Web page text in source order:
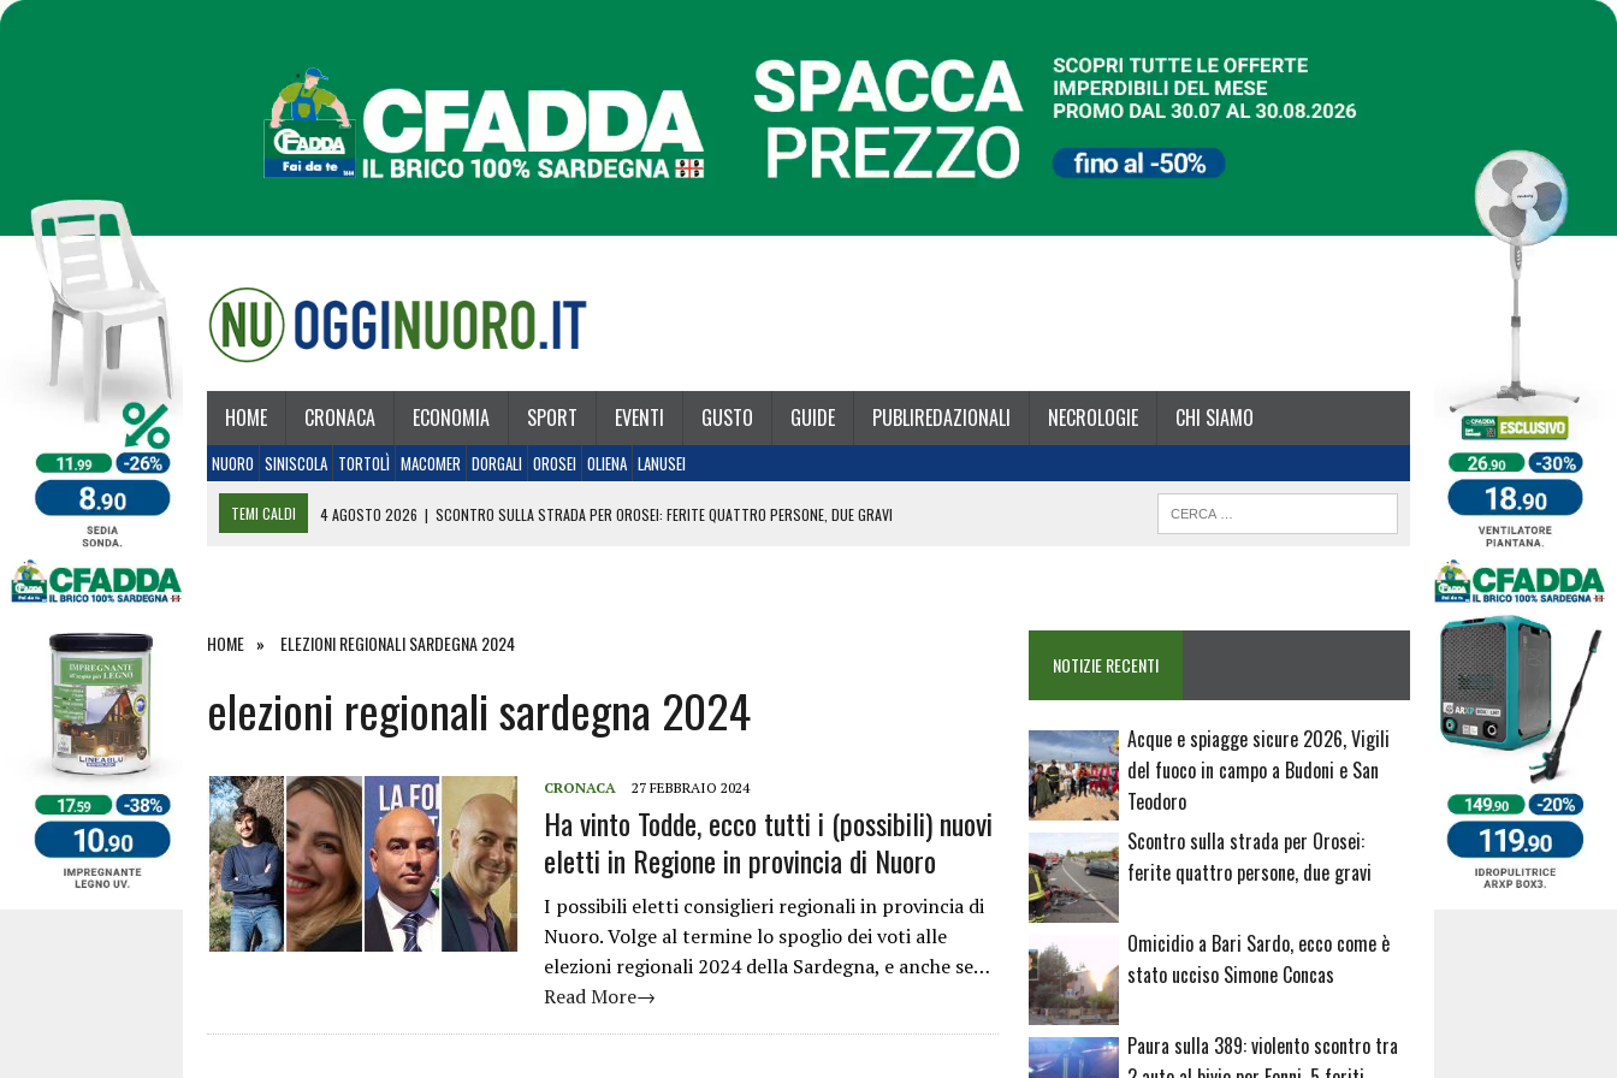
HOME CRONACA ECONOMIA SPORT EVENTI GUSTO GUIDE PUBLIREDAZIONALI NECROLOGIE CHI SIAMO
NUORO SINISCOLA TORTOLÌ MACOMER DORGALI OROSEI OLIENA LANUSEI
TEMI CALDI 4 AGOSTO 2026 | SCONTRO SULLA STRADA PER OROSEI: FERITE QUATTRO PERSONE, DUE GRAVI
25 LUGLIO 2026 | OSIDDA, I CARABINIERI INCONTRANO I CITTADINI: FOCUS SULLE TRUFFE
HOME ELEZIONI REGIONALI SARDEGNA 2024
elezioni regionali sardegna 2024
CRONACA 27 FEBBRAIO 2024
Ha vinto Todde, ecco tutti i (possibili) nuovi
eletti in Regione in provincia di Nuoro
I possibili eletti consiglieri regionali in provincia di
Nuoro. Volge al termine lo spoglio dei voti alle
elezioni regionali 2024 della Sardegna, e anche se…
Read More→
NOTIZIE RECENTI
Acque e spiagge sicure 2026, Vigili
del fuoco in campo a Budoni e San
Teodoro
Scontro sulla strada per Orosei:
ferite quattro persone, due gravi
Omicidio a Bari Sardo, ecco come è
stato ucciso Simone Concas
Paura sulla 389: violento scontro tra